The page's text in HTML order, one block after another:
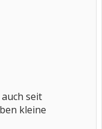
seit
kleine